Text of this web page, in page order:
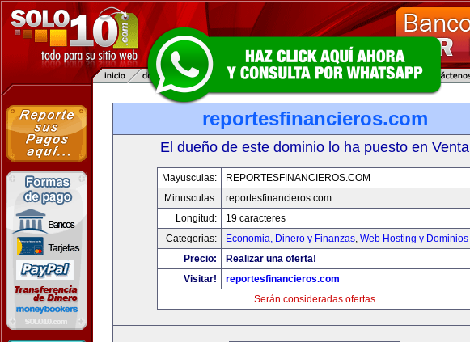
reportesfinancieros.com
El dueño de este dominio lo ha puesto en Venta
Mayusculas:
REPORTESFINANCIEROS.COM
Minusculas:
reportesfinancieros.com
Longitud:
19 caracteres
Categorias:
Economia, Dinero y Finanzas, Web Hosting y Dominios
Precio:
Realizar una oferta!
Visitar!
reportesfinancieros.com
Serán consideradas ofertas